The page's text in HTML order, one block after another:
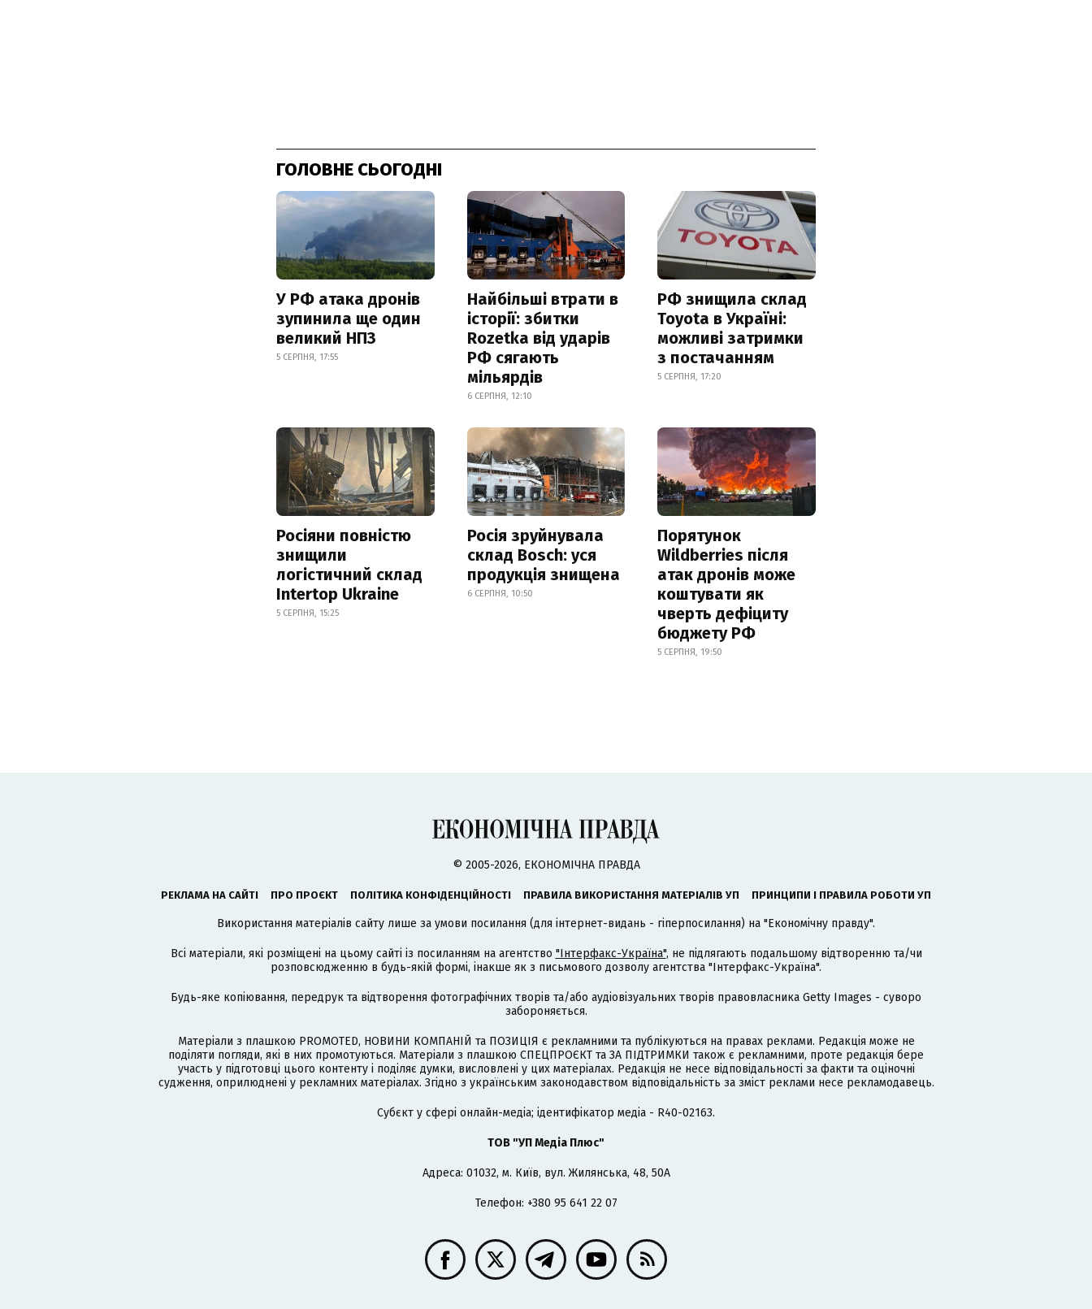
ГОЛОВНЕ СЬОГОДНІ
У РФ атака дронів
зупинила ще один
великий НПЗ
5 СЕРПНЯ, 17:55
Найбільші втрати в
історії: збитки
Rozetka від ударів
РФ сягають
мільярдів
6 СЕРПНЯ, 12:10
РФ знищила склад
Toyota в Україні:
можливі затримки
з постачанням
5 СЕРПНЯ, 17:20
Росіяни повністю
знищили
логістичний склад
Intertop Ukraine
5 СЕРПНЯ, 15:25
Росія зруйнувала
склад Bosch: уся
продукція знищена
6 СЕРПНЯ, 10:50
Порятунок
Wildberries після
атак дронів може
коштувати як
чверть дефіциту
бюджету РФ
5 СЕРПНЯ, 19:50
© 2005-2026, ЕКОНОМІЧНА ПРАВДА
РЕКЛАМА НА САЙТІ ПРО ПРОЄКТ ПОЛІТИКА КОНФІДЕНЦІЙНОСТІ ПРАВИЛА ВИКОРИСТАННЯ МАТЕРІАЛІВ УП ПРИНЦИПИ І ПРАВИЛА РОБОТИ УП
Використання матеріалів сайту лише за умови посилання (для інтернет-видань - гіперпосилання) на "Економічну правду".
Всі матеріали, які розміщені на цьому сайті із посиланням на агентство "Інтерфакс-Україна", не підлягають подальшому відтворенню та/чи
розповсюдженню в будь-якій формі, інакше як з письмового дозволу агентства "Інтерфакс-Україна".
Будь-яке копіювання, передрук та відтворення фотографічних творів та/або аудіовізуальних творів правовласника Getty Images - суворо
забороняється.
Матеріали з плашкою PROMOTED, НОВИНИ КОМПАНІЙ та ПОЗИЦІЯ є рекламними та публікуються на правах реклами. Редакція може не
поділяти погляди, які в них промотуються. Матеріали з плашкою СПЕЦПРОЄКТ та ЗА ПІДТРИМКИ також є рекламними, проте редакція бере
участь у підготовці цього контенту і поділяє думки, висловлені у цих матеріалах. Редакція не несе відповідальності за факти та оціночні
судження, оприлюднені у рекламних матеріалах. Згідно з українським законодавством відповідальність за зміст реклами несе рекламодавець.
Cубєкт у сфері онлайн-медіа; ідентифікатор медіа - R40-02163.
ТОВ "УП Медіа Плюс"
Адреса: 01032, м. Київ, вул. Жилянська, 48, 50А
Телефон: +380 95 641 22 07